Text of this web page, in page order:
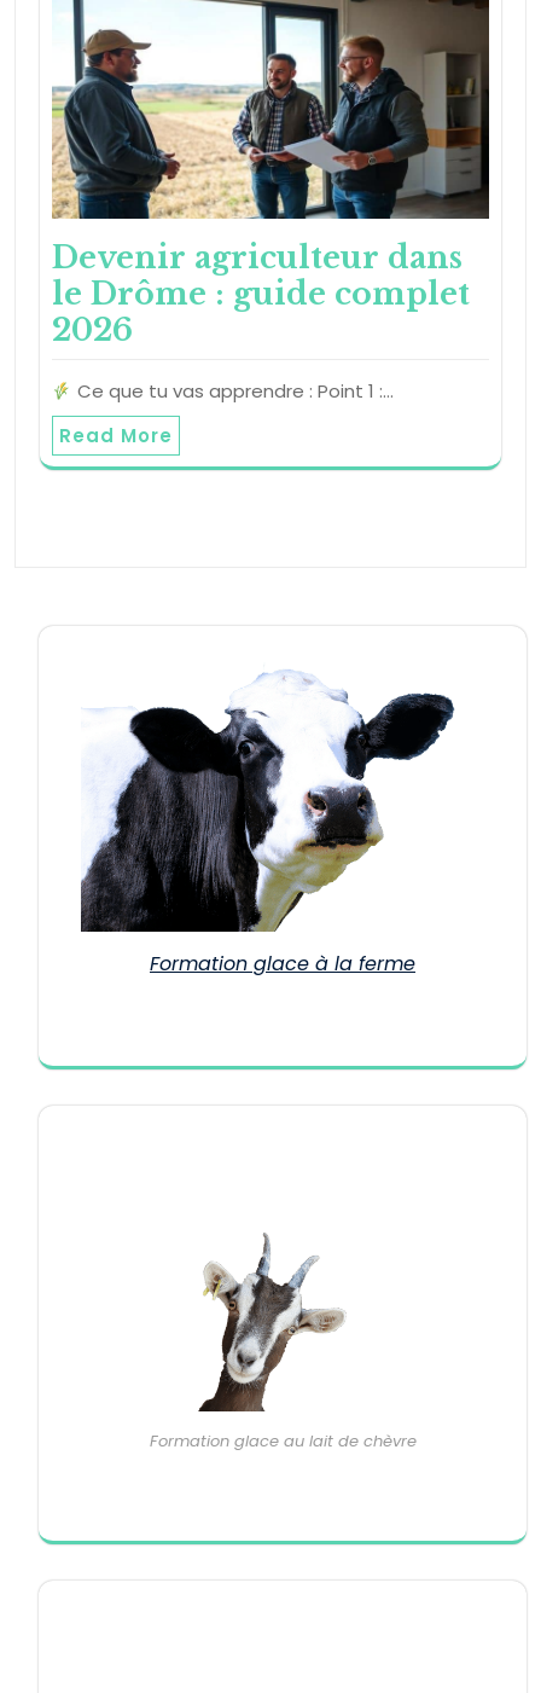
Devenir agriculteur dans
le Drôme : guide complet
2026
Ce que tu vas apprendre : Point 1 :…
Read More
Formation glace à la ferme
Formation glace au lait de chèvre